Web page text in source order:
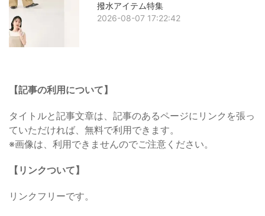
撥水アイテム特集
2026-08-07 17:22:42
【記事の利用について】
タイトルと記事文章は、記事のあるページにリンクを張っ
ていただければ、無料で利用できます。
※画像は、利用できませんのでご注意ください。
【リンクついて】
リンクフリーです。